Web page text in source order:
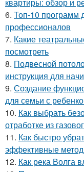
квартиры: обзор и
6. Топ-10 программ
профессионалов
7. Какие
посмотреть
8. Подвесной
инструкция для
9. Создание
для семьи с
10. Как выбрать
отработке из
11. Как быстро
эффективные
12. Как река Волга